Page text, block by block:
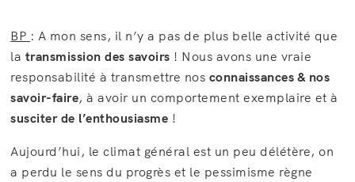
BP : A mon sens, il n’y a pas de plus belle activité que
la transmission des savoirs ! Nous avons une vraie
responsabilité à transmettre nos connaissances & nos
savoir-faire, à avoir un comportement exemplaire et à
susciter de l’enthousiasme !
Aujourd’hui, le climat général est un peu délétère, on
a perdu le sens du progrès et le pessimisme règne